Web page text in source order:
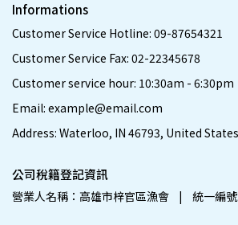
Informations
Customer Service Hotline: 09-87654321
Customer Service Fax: 02-22345678
Customer service hour: 10:30am - 6:30pm
Email: example@email.com
Address: Waterloo, IN 46793, United States
公司稅籍登記資訊
營業人名稱：高雄市梓官區漁會    |    統一編